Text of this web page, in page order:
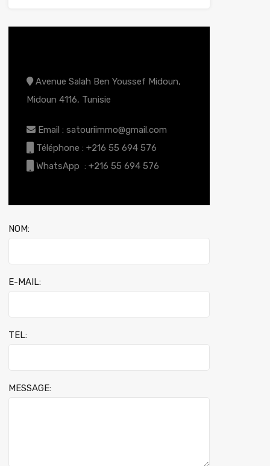
Avenue Salah Ben Youssef Midoun,
Midoun 4116, Tunisie
Email : satouriimmo@gmail.com
Téléphone : +216 55 694 576
WhatsApp : +216 55 694 576
NOM:
E-MAIL:
TEL:
MESSAGE: